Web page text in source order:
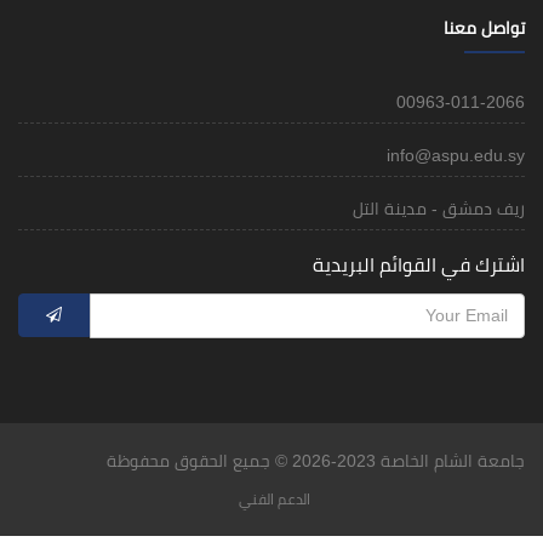
تواصل معنا
00963-011-2066
info@aspu.edu.sy
ريف دمشق - مدينة التل
اشترك في القوائم البريدية
جامعة الشام الخاصة 2023-2026 © جميع الحقوق محفوظة
الدعم الفني